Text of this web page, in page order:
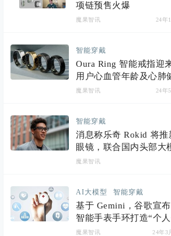
项链预售火爆
魔果智讯 24年
智能穿戴
Oura Ring 智能戒指迎
用户心血管年龄及心肺
魔果智讯 24年
智能穿戴
消息称乐奇 Rokid 将推
眼镜，联合国内头部大
魔果智讯
AI大模型 智能穿戴
基于 Gemini，谷歌宣
智能手表手环打造“个
魔果智讯 24年3